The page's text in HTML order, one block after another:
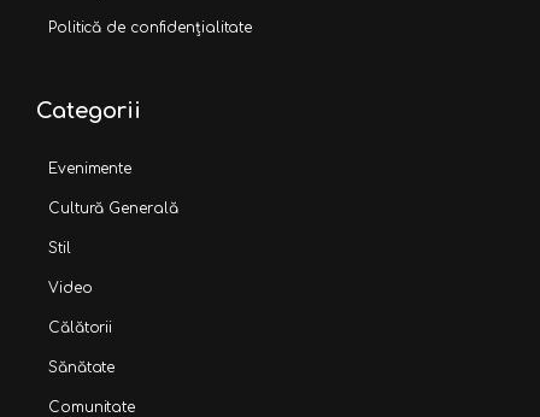
Politică de confidențialitate
Categorii
Evenimente
Cultură Generală
Stil
Video
Călătorii
Sănătate
Comunitate